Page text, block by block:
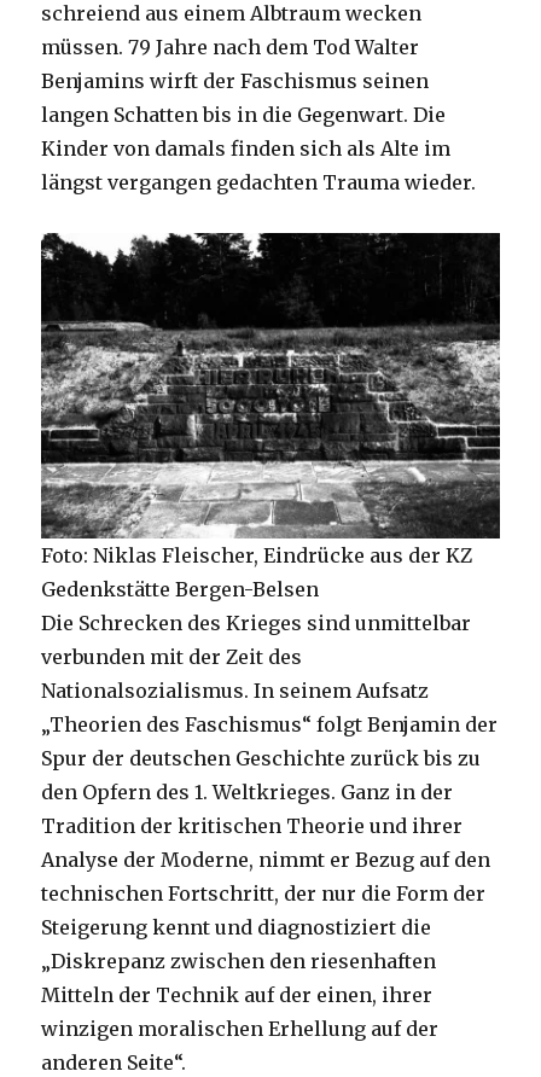
schreiend aus einem Albtraum wecken
müssen. 79 Jahre nach dem Tod Walter
Benjamins wirft der Faschismus seinen
langen Schatten bis in die Gegenwart. Die
Kinder von damals finden sich als Alte im
längst vergangen gedachten Trauma wieder.
Foto: Niklas Fleischer, Eindrücke aus der KZ
Gedenkstätte Bergen-Belsen
Die Schrecken des Krieges sind unmittelbar
verbunden mit der Zeit des
Nationalsozialismus. In seinem Aufsatz
„Theorien des Faschismus“ folgt Benjamin der
Spur der deutschen Geschichte zurück bis zu
den Opfern des 1. Weltkrieges. Ganz in der
Tradition der kritischen Theorie und ihrer
Analyse der Moderne, nimmt er Bezug auf den
technischen Fortschritt, der nur die Form der
Steigerung kennt und diagnostiziert die
„Diskrepanz zwischen den riesenhaften
Mitteln der Technik auf der einen, ihrer
winzigen moralischen Erhellung auf der
anderen Seite“.